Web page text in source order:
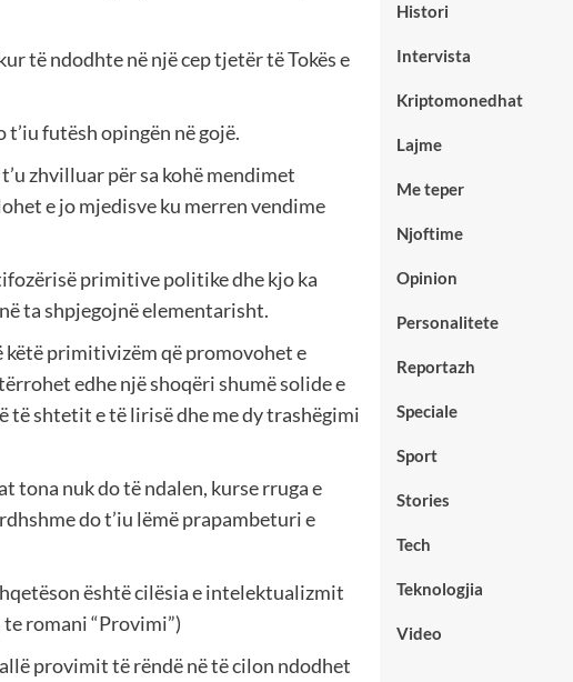
të ndodhte në një cep tjetër të Tokës e
futësh opingën në gojë.
zhvilluar për sa kohë mendimet
e jo mjedisve ku merren vendime
primitive politike dhe kjo ka
ta shpjegojnë elementarisht.
këtë primitivizëm që promovohet e
edhe një shoqëri shumë solide e
të shtetit e të lirisë dhe me dy trashëgimi
tona nuk do të ndalen, kurse rruga e
do t’iu lëmë prapambeturi e
është cilësia e intelektualizmit
romani “Provimi”)
provimit të rëndë në të cilon ndodhet
Histori
Intervista
Kriptomonedhat
Lajme
Me teper
Njoftime
Opinion
Personalitete
Reportazh
Speciale
Sport
Stories
Tech
Teknologjia
Video